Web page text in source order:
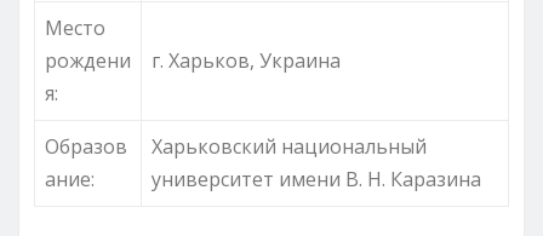
Место
рождени
я:
г. Харьков, Украина
Образов
ание:
Харьковский национальный
университет имени В. Н. Каразина